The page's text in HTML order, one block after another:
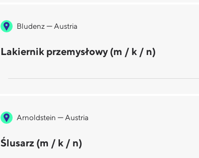
Bludenz—Austria
Lakiernik przemysłowy (m / k / n)
Arnoldstein —Austria
Ślusarz (m / k / n)